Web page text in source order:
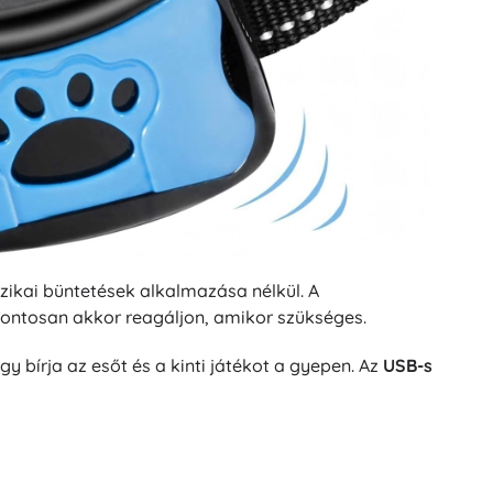
büntetések alkalmazása nélkül. A
akkor reagáljon, amikor szükséges.
bírja az esőt és a kinti játékot a gyepen. Az USB-s